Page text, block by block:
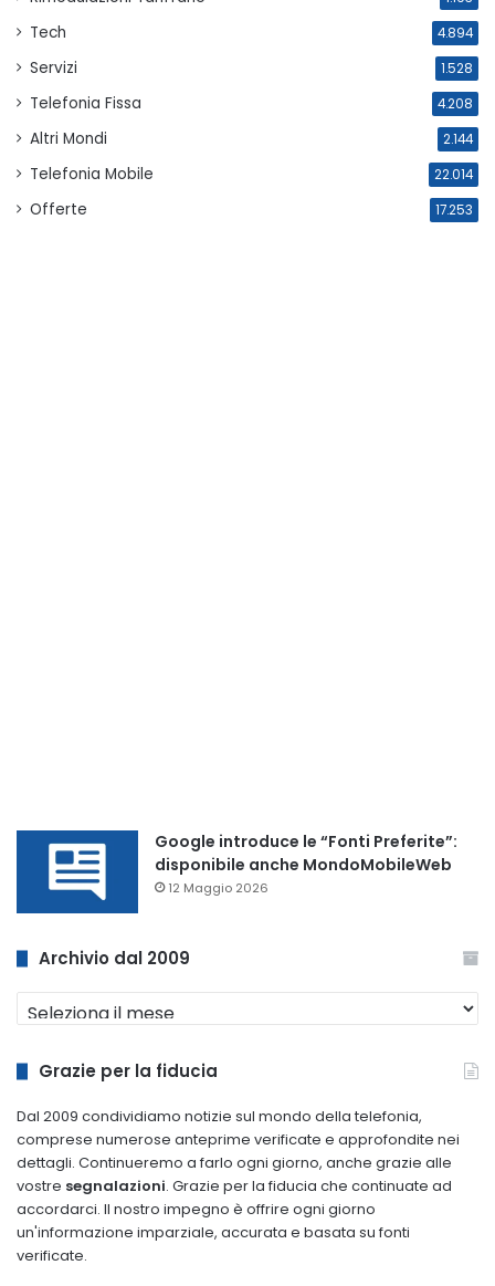
Tech 4.894
Servizi 1.528
Telefonia Fissa 4.208
Altri Mondi 2.144
Telefonia Mobile 22.014
Offerte 17.253
Google introduce le “Fonti Preferite”:
disponibile anche MondoMobileWeb
12 Maggio 2026
Archivio dal 2009
Archivio
dal
Grazie per la fiducia
Dal 2009 condividiamo notizie sul mondo della telefonia,
comprese numerose anteprime verificate e approfondite nei
dettagli. Continueremo a farlo ogni giorno, anche grazie alle
vostre segnalazioni. Grazie per la fiducia che continuate ad
accordarci. Il nostro impegno è offrire ogni giorno
un'informazione imparziale, accurata e basata su fonti
verificate.